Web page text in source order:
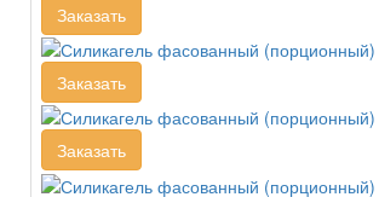
Заказать
Заказать
Заказать